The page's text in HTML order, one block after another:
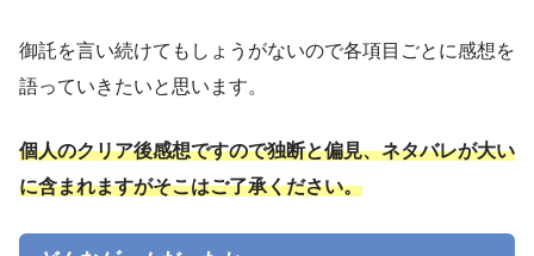
御託を言い続けてもしょうがないので各項目ごとに感想を
語っていきたいと思います。
個人のクリア後感想ですので独断と偏見、ネタバレが大い
に含まれますがそこはご了承ください。